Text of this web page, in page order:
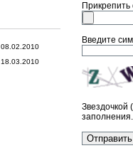
08.02.2010
18.03.2010
Введите
Звездочкой
заполнения.